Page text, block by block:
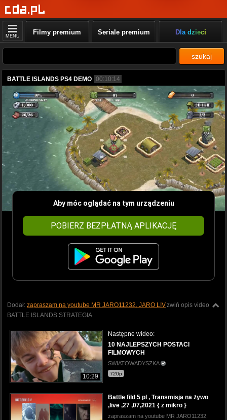
MENU Filmy premium Seriale premium Dla dzieci
szukaj
BATTLE ISLANDS PS4 DEMO 00:10:14
Aby móc oglądać na tym urządzeniu
POBIERZ BEZPŁATNĄ APLIKACJĘ
zwiń opis video
Dodał: zapraszam na youtube MR JARO11232, JARO LIV
BATTLE ISLANDS STRATEGIA
10:29
Następne wideo:
10 NAJLEPSZYCH POSTACI
FILMOWYCH
SWIATOWADYSZKA
720p
Battle fild 5 pl , Transmisja na żywo
,live ,27 ,07,2021 { z mikro }
zapraszam na youtube MR JARO11232,